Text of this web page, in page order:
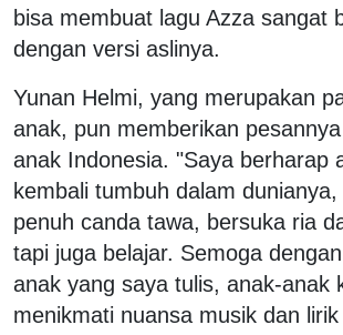
bisa membuat lagu Azza sangat
dengan versi aslinya.
Yunan Helmi, yang merupakan
anak, pun memberikan
anak Indonesia. "Saya berharap
kembali tumbuh dalam
penuh canda tawa, bersuka ria
tapi juga belajar. Semoga
anak yang saya tulis, anak-anak
menikmati nuansa musik dan